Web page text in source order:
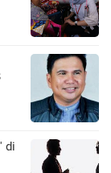
di